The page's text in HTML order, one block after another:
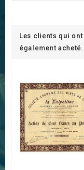
Les clients qui
également